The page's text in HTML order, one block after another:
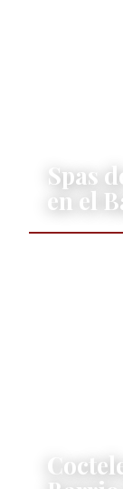
Spas
en el